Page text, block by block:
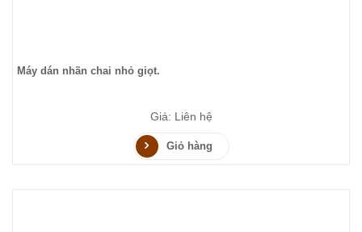
Máy dán nhãn chai nhỏ giọt.
Giá: Liên hệ
Giỏ hàng